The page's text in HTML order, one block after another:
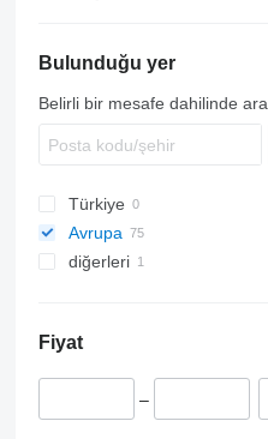
Bulunduğu yer
Belirli bir mesafe dahilinde ara
Türkiye
Avrupa
Almanya
Birleşik Krallık
İtalya
diğerleri
Fiyat
–